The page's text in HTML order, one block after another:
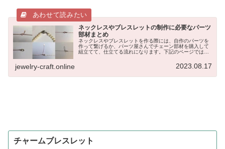
ネックレスやブレスレットの制作に必要なパーツ
部材まとめ
ネックレスやブレスレットを作る際には、自作のパーツを
作って繋げるか、パーツ屋さんでチェーン部材を購入して
組立てて、仕立てる流れになります。下記のページでは、
jewelry-craft.online 2023.08.17
チャームブレスレット